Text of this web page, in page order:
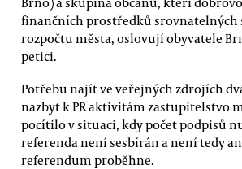
finančních prostředků srovnatelných
rozpočtu města, oslovují obyvatele
petici.
Potřebu najít ve veřejných zdrojích
nazbyt k PR aktivitám zastupitelstvo
pocítilo v situaci, kdy počet podpisů
referenda není sesbírán a není tedy
referendum proběhne.